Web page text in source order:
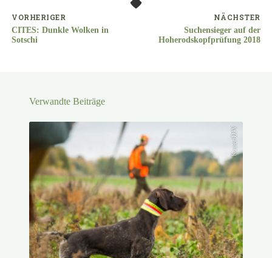
VORHERIGER
CITES: Dunkle Wolken in
Sotschi
NÄCHSTER
Suchensieger auf der
Hoherodskopfprüfung 2018
Verwandte Beiträge
Kauer/DJV